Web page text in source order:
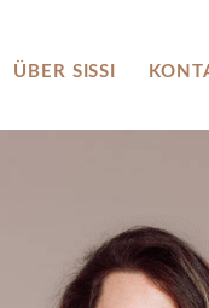
ÜBER SISSI